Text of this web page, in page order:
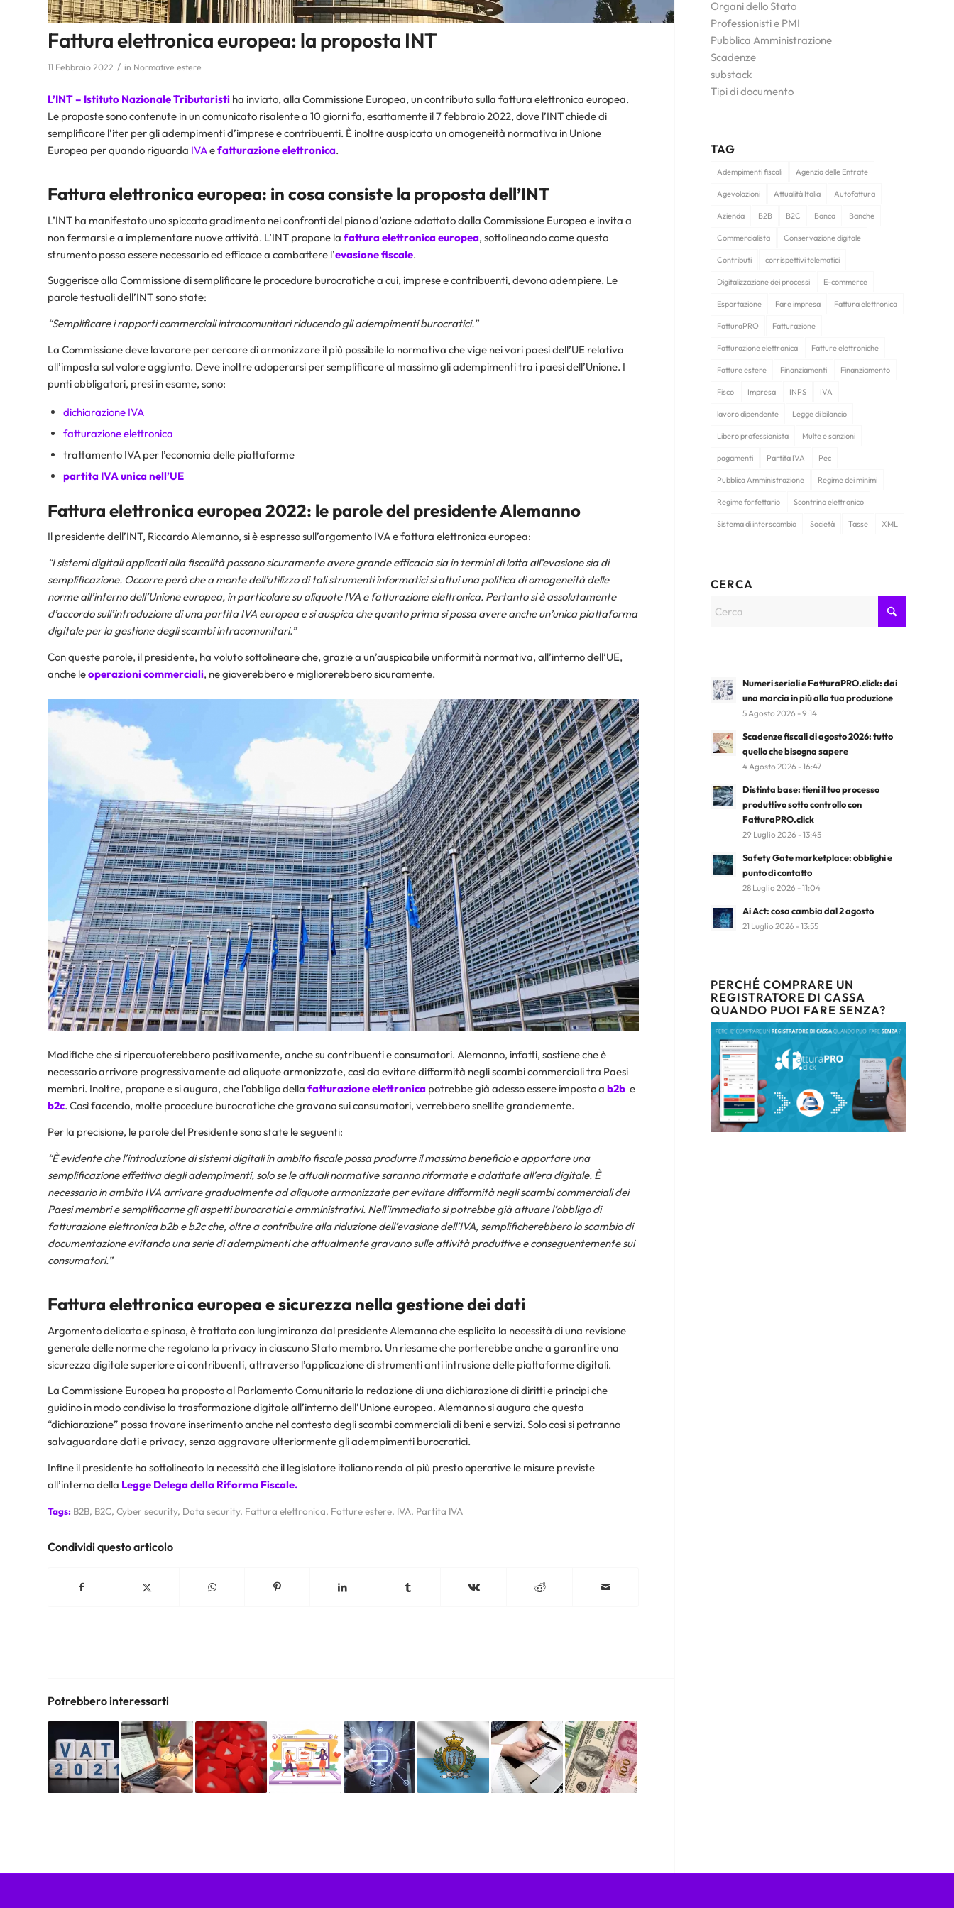
Fattura elettronica europea: la proposta INT
11 Febbraio 2022 / in Normative estere
L’INT – Istituto Nazionale Tributaristi ha inviato, alla Commissione Europea, un contributo sulla fattura elettronica europea.
Le proposte sono contenute in un comunicato risalente a 10 giorni fa, esattamente il 7 febbraio 2022, dove l’INT chiede di
semplificare l’iter per gli adempimenti d’imprese e contribuenti. È inoltre auspicata un omogeneità normativa in Unione
Europea per quando riguarda IVAefatturazione elettronica.
Fattura elettronica europea: in cosa consiste la proposta dell’INT
L’INT ha manifestato uno spiccato gradimento nei confronti del piano d’azione adottato dalla Commissione Europea e invita a
non fermarsi e a implementare nuove attività. L’INT propone la fattura elettronica europea, sottolineando come questo
strumento possa essere necessario ed efficace a combattere l’evasione fiscale.
Suggerisce alla Commissione di semplificare le procedure burocratiche a cui, imprese e contribuenti, devono adempiere. Le
parole testuali dell’INT sono state:
“Semplificare i rapporti commerciali intracomunitari riducendo gli adempimenti burocratici.”
La Commissione deve lavorare per cercare di armonizzare il più possibile la normativa che vige nei vari paesi dell’UE relativa
all’imposta sul valore aggiunto. Deve inoltre adoperarsi per semplificare al massimo gli adempimenti tra i paesi dell’Unione. I
punti obbligatori, presi in esame, sono:
dichiarazione IVA
fatturazione elettronica
trattamento IVA per l’economia delle piattaforme
partita IVA unica nell’UE
Fattura elettronica europea 2022: le parole del presidente Alemanno
Il presidente dell’INT, Riccardo Alemanno, si è espresso sull’argomento IVA e fattura elettronica europea:
“I sistemi digitali applicati alla fiscalità possono sicuramente avere grande efficacia sia in termini di lotta all’evasione sia di
semplificazione. Occorre però che a monte dell’utilizzo di tali strumenti informatici si attui una politica di omogeneità delle
norme all’interno dell’Unione europea, in particolare su aliquote IVA e fatturazione elettronica. Pertanto si è assolutamente
d’accordo sull’introduzione di una partita IVA europea e si auspica che quanto prima si possa avere anche un’unica piattaforma
digitale per la gestione degli scambi intracomunitari.”
Con queste parole, il presidente, ha voluto sottolineare che, grazie a un’auspicabile uniformità normativa, all’interno dell’UE,
anche leoperazioni commerciali, ne gioverebbero e migliorerebbero sicuramente.
Modifiche che si ripercuoterebbero positivamente, anche su contribuenti e consumatori. Alemanno, infatti, sostiene che è
necessario arrivare progressivamente ad aliquote armonizzate, così da evitare difformità negli scambi commerciali tra Paesi
membri. Inoltre, propone e si augura, che l’obbligo della fatturazione elettronica potrebbe già adesso essere imposto a b2b e
b2c. Così facendo, molte procedure burocratiche che gravano sui consumatori, verrebbero snellite grandemente.
Per la precisione, le parole del Presidente sono state le seguenti:
“È evidente che l’introduzione di sistemi digitali in ambito fiscale possa produrre il massimo beneficio e apportare una
semplificazione effettiva degli adempimenti, solo se le attuali normative saranno riformate e adattate all’era digitale. È
necessario in ambito IVA arrivare gradualmente ad aliquote armonizzate per evitare difformità negli scambi commerciali dei
Paesi membri e semplificarne gli aspetti burocratici e amministrativi. Nell’immediato si potrebbe già attuare l’obbligo di
fatturazione elettronica b2b e b2c che, oltre a contribuire alla riduzione dell’evasione dell’IVA, semplificherebbero lo scambio di
documentazione evitando una serie di adempimenti che attualmente gravano sulle attività produttive e conseguentemente sui
consumatori.”
Fattura elettronica europea e sicurezza nella gestione dei dati
Argomento delicato e spinoso, è trattato con lungimiranza dal presidente Alemanno che esplicita la necessità di una revisione
generale delle norme che regolano la privacy in ciascuno Stato membro. Un riesame che porterebbe anche a garantire una
sicurezza digitale superiore ai contribuenti, attraverso l’applicazione di strumenti anti intrusione delle piattaforme digitali.
La Commissione Europea ha proposto al Parlamento Comunitario la redazione di una dichiarazione di diritti e principi che
guidino in modo condiviso la trasformazione digitale all’interno dell’Unione europea. Alemanno si augura che questa
“dichiarazione” possa trovare inserimento anche nel contesto degli scambi commerciali di beni e servizi. Solo così si potranno
salvaguardare dati e privacy, senza aggravare ulteriormente gli adempimenti burocratici.
Infine il presidente ha sottolineato la necessità che il legislatore italiano renda al più presto operative le misure previste
all’interno della Legge Delega della Riforma Fiscale.
Tags: B2B, B2C, Cyber security, Data security, Fattura elettronica, Fatture estere, IVA, Partita IVA
Condividi questo articolo
Potrebbero interessarti
Organi dello Stato
Professionisti e PMI
Pubblica Amministrazione
Scadenze
substack
Tipi di documento
TAG
Adempimenti fiscali Agenzia delle Entrate
Agevolazioni Attualità Italia Autofattura
Azienda B2B B2C Banca Banche
Commercialista Conservazione digitale
Contributi corrispettivi telematici
Digitalizzazione dei processi E-commerce
Esportazione Fare impresa Fattura elettronica
FatturaPRO Fatturazione
Fatturazione elettronica Fatture elettroniche
Fatture estere Finanziamenti Finanziamento
Fisco Impresa INPS IVA
lavoro dipendente Legge di bilancio
Libero professionista Multe e sanzioni
pagamenti Partita IVA Pec
Pubblica Amministrazione Regime dei minimi
Regime forfettario Scontrino elettronico
Sistema di interscambio Società Tasse XML
CERCA
Numeri seriali e FatturaPRO.click: dai
una marcia in più alla tua produzione
5 Agosto 2026 - 9:14
Scadenze fiscali di agosto 2026: tutto
quello che bisogna sapere
4 Agosto 2026 - 16:47
Distinta base: tieni il tuo processo
produttivo sotto controllo con
FatturaPRO.click
29 Luglio 2026 - 13:45
Safety Gate marketplace: obblighi e
punto di contatto
28 Luglio 2026 - 11:04
Ai Act: cosa cambia dal 2 agosto
21 Luglio 2026 - 13:55
PERCHÉ COMPRARE UN
REGISTRATORE DI CASSA
QUANDO PUOI FARE SENZA?